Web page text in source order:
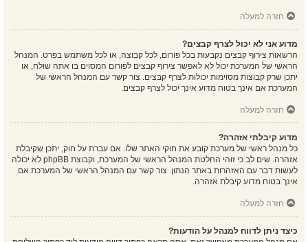
חזרה למעלה
מדוע אני לא יכול לצרף קבצים?
הרשאות צירוף קבצים נקבעות בכל פורום, לכל קבוצה, או לכל משתמש בפרט. המנהל
הראשי של המערכת יכול לא לאפשר צירוף קבצים לפורום המסוים בו אתה שולח, או
יתכן שרק קבוצות מסוימות יכולות לצרף קבצים. צור קשר עם המנהל הראשי של
המערכת אם אינך בטוח מדוע אינך יכול לצרף קבצים.
חזרה למעלה
מדוע קיבלתי אזהרה?
כל מנהל ראשי של מערכת קובע את חוקי האתר שלו. אם עברת על חוק, יתכן שקיבלת
אזהרה. שים לב כי זוהי החלטת המנהל הראשי של המערכת, וקבוצת phpBB לא יכולה
לעשות דבר עם האזהרות באתר הנתון. צור קשר עם המנהל הראשי של המערכת אם
אינך בטוח מדוע קיבלת אזהרה.
חזרה למעלה
כיצד ניתן לדווח למנהל על הודעות?